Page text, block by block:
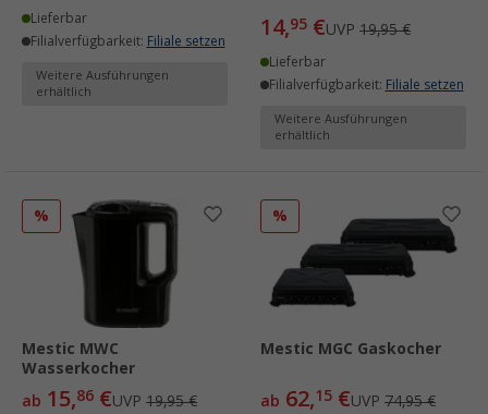
Lieferbar
Filialverfügbarkeit: Filiale setzen
Weitere Ausführungen
erhältlich
14,95 €UVP 19,95 €
Lieferbar
Filialverfügbarkeit: Filiale setzen
Weitere Ausführungen
erhältlich
%
Mestic MWC
Wasserkocher
ab 15,86 €UVP 19,95 €
%
Mestic MGC Gaskocher
ab 62,15 €UVP 74,95 €